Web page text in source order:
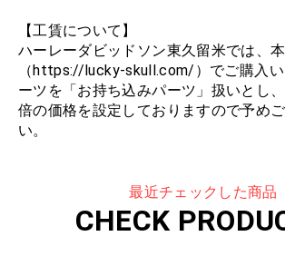
【工賃について】
ハーレーダビッドソン東久留米では、
（https://lucky-skull.com/）でご購入
ーツを「お持ち込みパーツ」扱いとし
倍の価格を設定しておりますので予め
い。
最近チェックした商品
CHECK